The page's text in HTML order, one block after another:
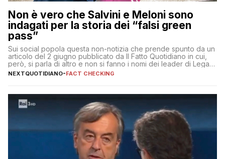
Non è vero che Salvini e Meloni sono
indagati per la storia dei “falsi green
pass”
Sui social popola questa non-notizia che prende spunto da un
articolo del 2 giugno pubblicato da Il Fatto Quotidiano in cui,
però, si parla di altro e non si fanno i nomi dei leader di Lega e
Fratelli d’Italia
NEXTQUOTIDIANO-FACT CHECKING